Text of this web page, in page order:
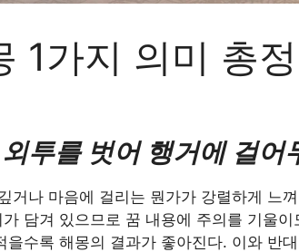
1가지 의미 총
투를 벗어 행거에 걸어
거나 마음에 걸리는 뭔가가 강렬하게 느
담겨 있으므로 꿈 내용에 주의를 기울
을수록 해몽의 결과가 좋아진다. 이와 반